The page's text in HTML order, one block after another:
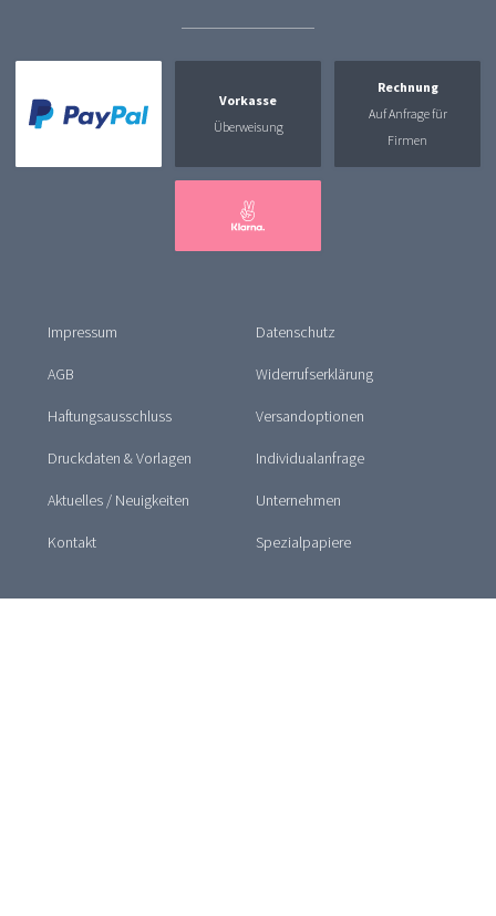
Vorkasse
Überweisung
Rechnung
Auf Anfrage für
Firmen
Impressum Datenschutz
AGB Widerrufserklärung
Haftungsausschluss Versandoptionen
Druckdaten & Vorlagen Individualanfrage
Aktuelles / Neuigkeiten Unternehmen
Kontakt Spezialpapiere